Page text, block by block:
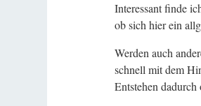
Interessant finde
ob sich hier ein
Werden auch
schnell mit dem
Entstehen